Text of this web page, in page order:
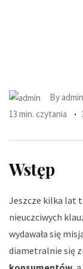
By admin
13 min. czytania
Wstęp
Jeszcze kilka lat
nieuczciwych
wydawała się
diametralnie się